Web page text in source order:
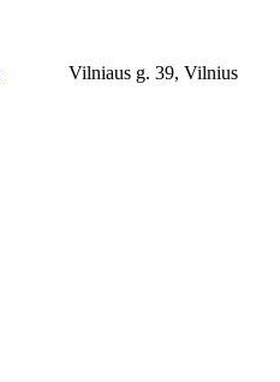
Vilniaus g. 39, Vilnius